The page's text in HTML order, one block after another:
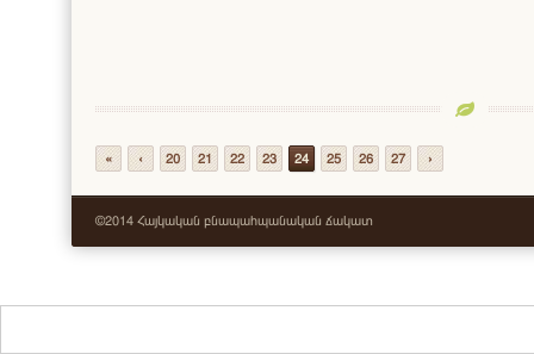
« ‹ 20 21 22 23 24 25 26 27 ›
©2014 Հայկական բնապահպանական ճակատ